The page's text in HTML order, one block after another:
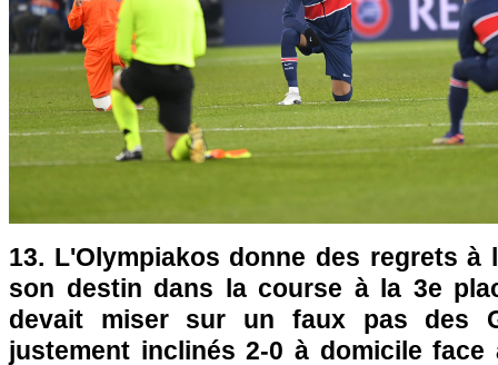
13. L'Olympiakos donne des regrets à
son destin dans la course à la 3e
devait miser sur un faux pas des
justement inclinés 2-0 à domicile face